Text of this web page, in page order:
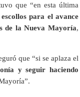
que “en esta última
para el avance
de la Nueva Mayoría,
que “si se aplaza el
y seguir haciendo